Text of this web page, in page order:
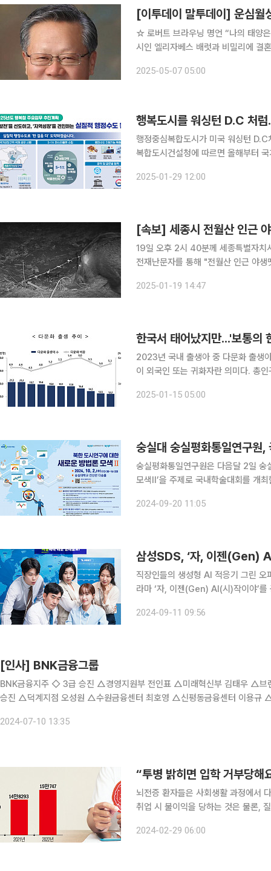
[이투데이 말투데이] 운심
☆ 로버트 브라우닝 명언 “나의 태양은 다시 떠오르기 위해 진다.” 영국 시인이다. 6살 연상인 여류
시인 엘리자베스 배럿과 비밀리에 결
내가 죽은 후 그는 아들을 데리고 런
2025-05-07 05:00
행복도시를 워싱턴 D.C 처
행정중심복합도시가 미국 워싱턴 D.C처럼
복합도시건설청에 따르면 올해부터 국가중추시설
2025-01-29 12:00
[속보] 세종시 전월산 인근
19일 오후 2시 40분께 세종특별자치시 세
전재난문자를 통해 "전월산 인근 야
담동, 해밀동, 합강동, 집현동, 세종동
2025-01-19 14:47
한국서 태어났지만...'보통의
2023년 국내 출생아 중 다문화 출생
이 외국인 또는 귀화자란 의미다. 총
수준이 낮은 경우가 많고, ‘내국인 역
2025-01-15 05:00
숭실대 숭실평화통일연구원,
숭실평화통일연구원은 다음달 2일 숭
모색Ⅱ’을 주제로 국내학술대회를 개최한다고 20일 밝혔다.
에 앞서 1단계 연구성과를 공유하고
2024-09-20 11:05
삼성SDS, ‘자, 이젠(Gen)
직장인들의 생성형 AI 적응기 그린 오피스 코미디 삼성SDS는 생성형 인
라마 ‘자, 이젠(Gen) AI(시)작이야’를 공개한다고 11일 밝
2024-09-11 09:56
[인사] BNK금융그룹
BNK금융지주 ◇ 3급 승진 △경영지원부 전인표 △미래혁신부 김태우 △브랜드전략부 정타 △전략기획부 김성용 부산은행 ◇ 부실점장
승진 △덕계지점 오성원 △수원금융센터 최호영 △신평동금융센터 이용규 △양산금융센터 배세룡 △울산금융센터 이학수 △자금부 정
2024-07-10 13:35
“투병 밝히면 입학 거부당
뇌전증 환자들은 사회생활 과정에서
취업 시 불이익을 당하는 것은 물론,
분 상태가 나타나 의식장애와 발작이
2024-02-29 06:00